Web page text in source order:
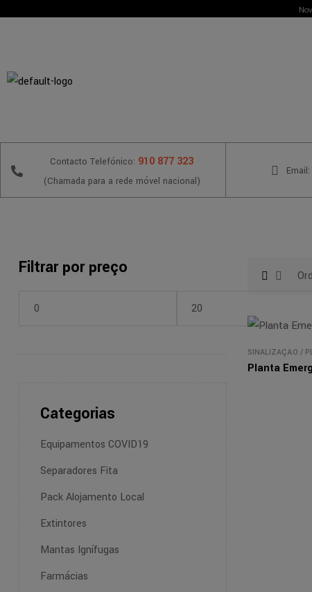
Contacto Telefónico: 910 877 323
(Chamada para a rede móvel nacional)
SINALIZAÇÃO /
Planta
Filtrar por preço
Categorias
Equipamentos COVID19
Separadores Fita
Pack Alojamento Local
Extintores
Mantas Ignífugas
Farmácias